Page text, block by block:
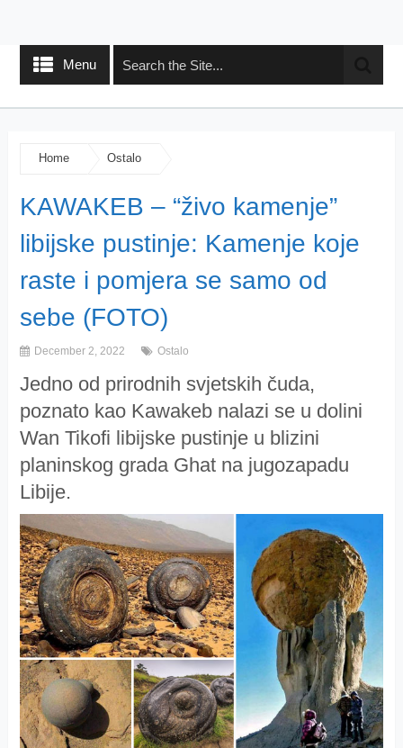
Menu
Home Ostalo
KAWAKEB – “živo kamenje”
libijske pustinje: Kamenje koje
raste i pomjera se samo od
sebe (FOTO)
December 2, 2022 Ostalo
Jedno od prirodnih svjetskih čuda,
poznato kao Kawakeb nalazi se u dolini
Wan Tikofi libijske pustinje u blizini
planinskog grada Ghat na jugozapadu
Libije.